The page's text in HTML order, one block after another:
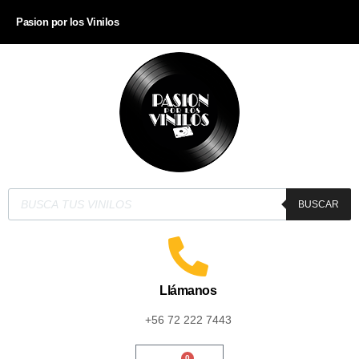
Pasion por los Vinilos
BUSCAR
Llámanos
+56 72 222 7443